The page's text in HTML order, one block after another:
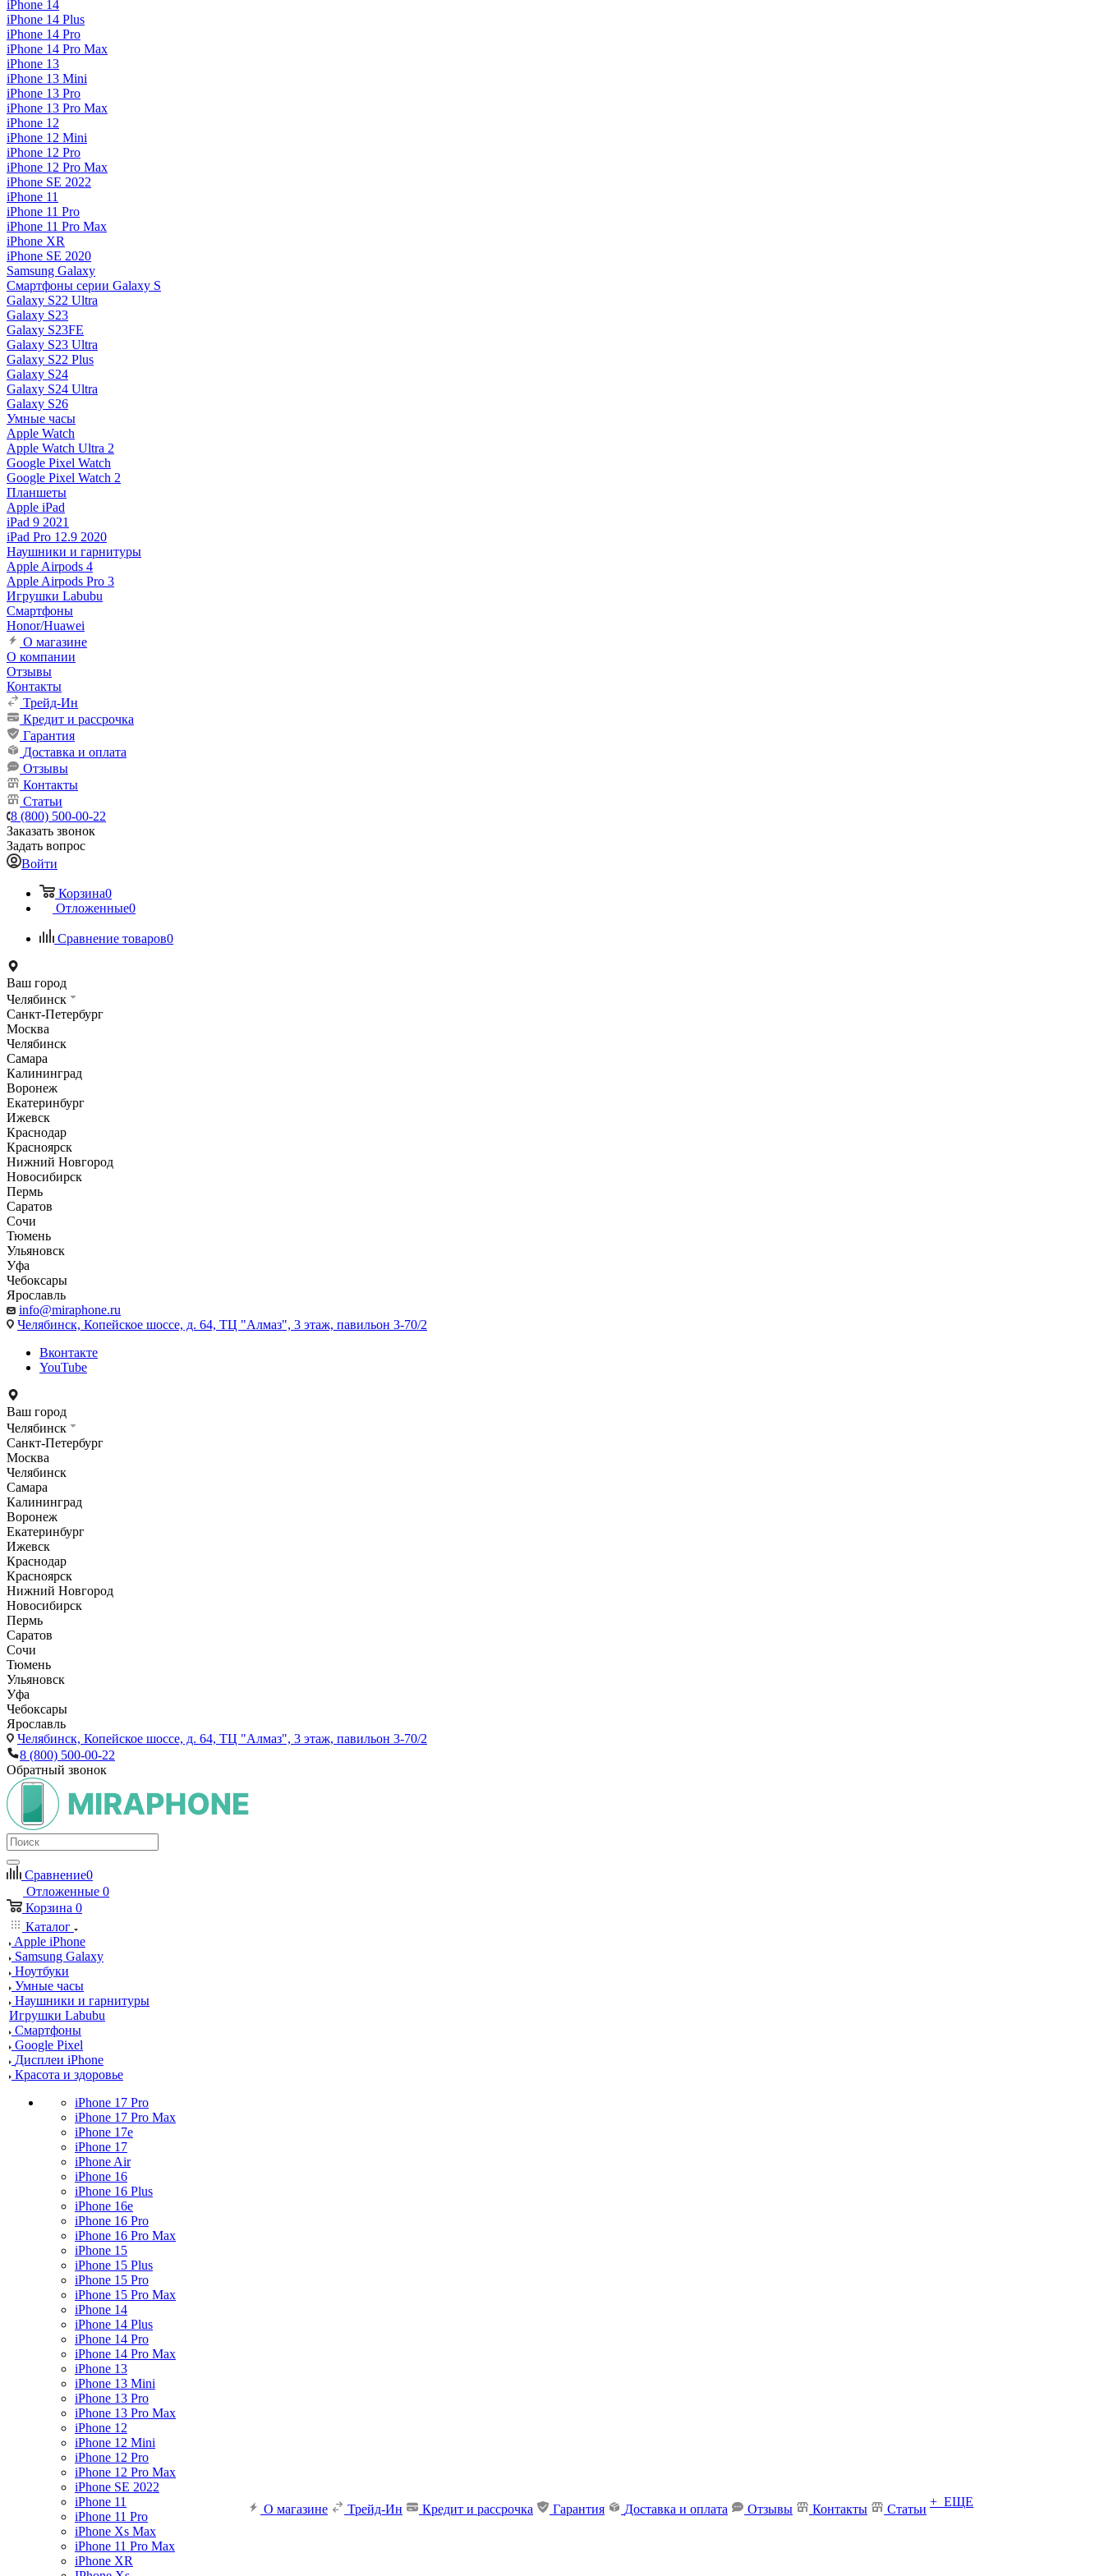
iPhone 14
iPhone 14 Plus
iPhone 14 Pro
iPhone 14 Pro Max
iPhone 13
iPhone 13 Mini
iPhone 13 Pro
iPhone 13 Pro Max
iPhone 12
iPhone 12 Mini
iPhone 12 Pro
iPhone 12 Pro Max
iPhone SE 2022
iPhone 11
iPhone 11 Pro
iPhone 11 Pro Max
iPhone XR
iPhone SE 2020
Samsung Galaxy
Смартфоны серии Galaxy S
Galaxy S22 Ultra
Galaxy S23
Galaxy S23FE
Galaxy S23 Ultra
Galaxy S22 Plus
Galaxy S24
Galaxy S24 Ultra
Galaxy S26
Умные часы
Apple Watch
Apple Watch Ultra 2
Google Pixel Watch
Google Pixel Watch 2
Планшеты
Apple iPad
iPad 9 2021
iPad Pro 12.9 2020
Наушники и гарнитуры
Apple Airpods 4
Apple Airpods Pro 3
Игрушки Labubu
Смартфоны
Honor/Huawei
О магазине
О компании
Отзывы
Контакты
Трейд-Ин
Кредит и рассрочка
Гарантия
Доставка и оплата
Отзывы
Контакты
Статьи
8 (800) 500-00-22
Заказать звонок
Задать вопрос
Войти
Корзина0
Отложенные0
Сравнение товаров0
Ваш город
Челябинск
Санкт-Петербург
Москва
Челябинск
Самара
Калининград
Воронеж
Екатеринбург
Ижевск
Краснодар
Красноярск
Нижний Новгород
Новосибирск
Пермь
Саратов
Сочи
Тюмень
Ульяновск
Уфа
Чебоксары
Ярославль
info@miraphone.ru
Челябинск, Копейское шоссе, д. 64, ТЦ "Алмаз", 3 этаж, павильон 3-70/2
Вконтакте
YouTube
Ваш город
Челябинск
Санкт-Петербург
Москва
Челябинск
Самара
Калининград
Воронеж
Екатеринбург
Ижевск
Краснодар
Красноярск
Нижний Новгород
Новосибирск
Пермь
Саратов
Сочи
Тюмень
Ульяновск
Уфа
Чебоксары
Ярославль
Челябинск, Копейское шоссе, д. 64, ТЦ "Алмаз", 3 этаж, павильон 3-70/2
8 (800) 500-00-22
Обратный звонок
Сравнение0
Отложенные 0
Корзина 0
Каталог
Apple iPhone
Samsung Galaxy
Ноутбуки
Умные часы
Наушники и гарнитуры
Игрушки Labubu
Смартфоны
Google Pixel
Дисплеи iPhone
Красота и здоровье
iPhone 17 Pro
iPhone 17 Pro Max
iPhone 17e
iPhone 17
iPhone Air
iPhone 16
iPhone 16 Plus
iPhone 16e
iPhone 16 Pro
iPhone 16 Pro Max
iPhone 15
iPhone 15 Plus
iPhone 15 Pro
iPhone 15 Pro Max
iPhone 14
iPhone 14 Plus
iPhone 14 Pro
iPhone 14 Pro Max
iPhone 13
iPhone 13 Mini
iPhone 13 Pro
iPhone 13 Pro Max
iPhone 12
iPhone 12 Mini
iPhone 12 Pro
iPhone 12 Pro Max
iPhone SE 2022
iPhone 11
iPhone 11 Pro
iPhone Xs Max
iPhone 11 Pro Max
iPhone XR
О магазине Трейд-Ин Кредит и рассрочка Гарантия Доставка и оплата Отзывы Контакты Статьи
+ ЕЩЕ